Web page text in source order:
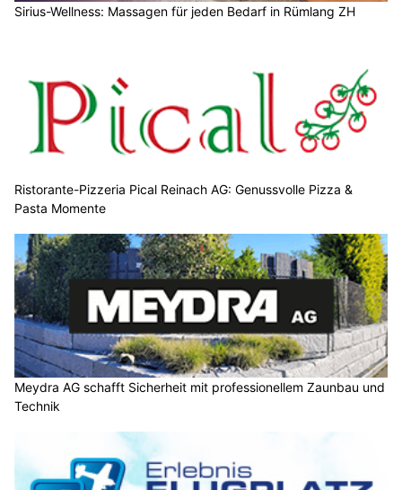
Sirius-Wellness: Massagen für jeden Bedarf in Rümlang ZH
Ristorante-Pizzeria Pical Reinach AG: Genussvolle Pizza &
Pasta Momente
Meydra AG schafft Sicherheit mit professionellem Zaunbau und
Technik